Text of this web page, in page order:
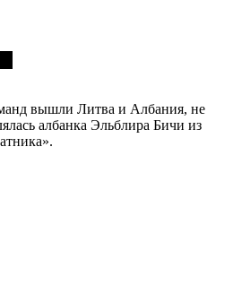
вышли Литва и Албания, не
албанка Эльблира Бичи из